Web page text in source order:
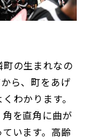
の生まれなの
ら、町をあげ
わかります。
を直角に曲が
います。高齢